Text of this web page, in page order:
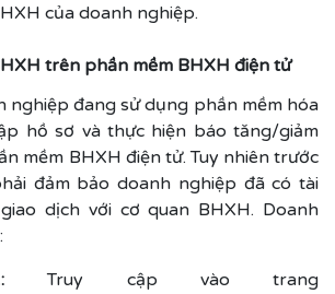
của doanh nghiệp.
trên phần mềm BHXH điện tử
nghiệp đang sử dụng phần mềm hóa
hồ sơ và thực hiện báo tăng/giảm
mềm BHXH điện tử. Tuy nhiên trước
đảm bảo doanh nghiệp đã có tài
dịch với cơ quan BHXH. Doanh
Truy cập vào trang